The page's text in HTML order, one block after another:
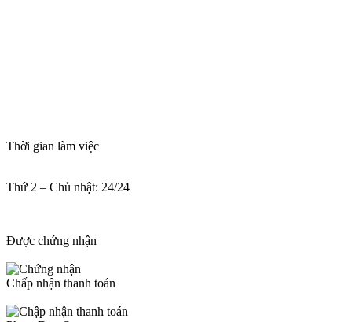
Thời gian làm việc
Thứ 2 – Chủ nhật: 24/24
Được chứng nhận
Chấp nhận thanh toán